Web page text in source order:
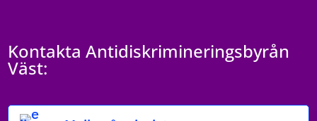
Kontakta Antidiskrimineringsbyrån
Väst: